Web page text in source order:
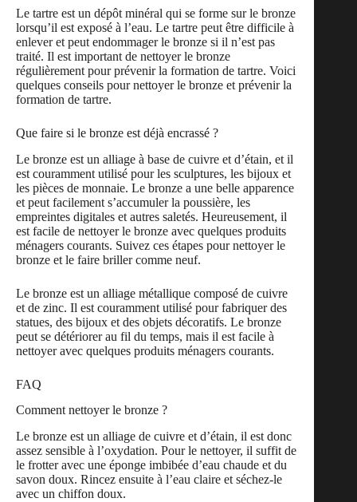
Le tartre est un dépôt minéral qui se forme sur le bronze
lorsqu’il est exposé à l’eau. Le tartre peut être difficile à
enlever et peut endommager le bronze si il n’est pas
traité. Il est important de nettoyer le bronze
régulièrement pour prévenir la formation de tartre. Voici
quelques conseils pour nettoyer le bronze et prévenir la
formation de tartre.
Que faire si le bronze est déjà encrassé ?
Le bronze est un alliage à base de cuivre et d’étain, et il
est couramment utilisé pour les sculptures, les bijoux et
les pièces de monnaie. Le bronze a une belle apparence
et peut facilement s’accumuler la poussière, les
empreintes digitales et autres saletés. Heureusement, il
est facile de nettoyer le bronze avec quelques produits
ménagers courants. Suivez ces étapes pour nettoyer le
bronze et le faire briller comme neuf.
Le bronze est un alliage métallique composé de cuivre
et de zinc. Il est couramment utilisé pour fabriquer des
statues, des bijoux et des objets décoratifs. Le bronze
peut se détériorer au fil du temps, mais il est facile à
nettoyer avec quelques produits ménagers courants.
FAQ
Comment nettoyer le bronze ?
Le bronze est un alliage de cuivre et d’étain, il est donc
assez sensible à l’oxydation. Pour le nettoyer, il suffit de
le frotter avec une éponge imbibée d’eau chaude et du
savon doux. Rincez ensuite à l’eau claire et séchez-le
avec un chiffon doux.